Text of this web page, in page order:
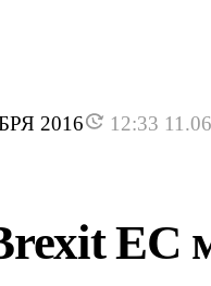
2016 12:33
ЕС